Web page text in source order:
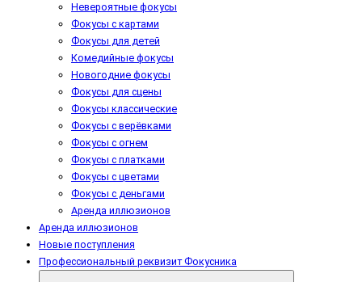
Невероятные фокусы
Фокусы с картами
Фокусы для детей
Комедийные фокусы
Новогодние фокусы
Фокусы для сцены
Фокусы классические
Фокусы с верёвками
Фокусы с огнем
Фокусы с платками
Фокусы с цветами
Фокусы с деньгами
Аренда иллюзионов
Аренда иллюзионов
Новые поступления
Профессиональный реквизит Фокусника